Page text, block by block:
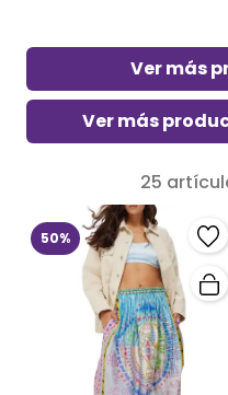
Ver más
Ver más
25
50%